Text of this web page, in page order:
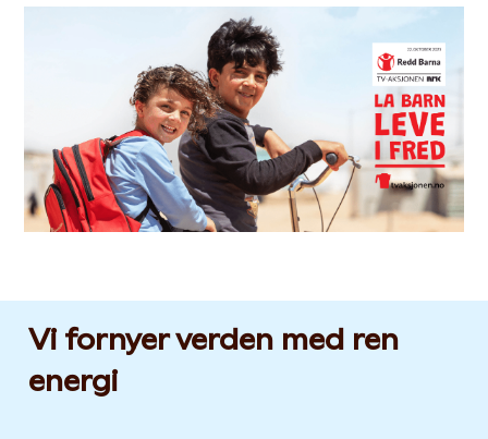
Vi fornyer verden med ren
energi